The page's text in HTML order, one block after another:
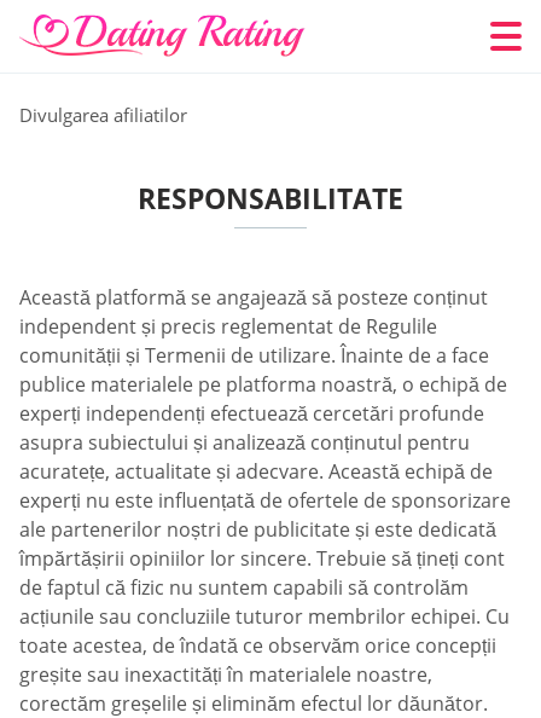
Divulgarea afiliatilor
RESPONSABILITATE
Această platformă se angajează să posteze conținut
independent și precis reglementat de Regulile
comunității și Termenii de utilizare. Înainte de a face
publice materialele pe platforma noastră, o echipă de
experți independenți efectuează cercetări profunde
asupra subiectului și analizează conținutul pentru
acuratețe, actualitate și adecvare. Această echipă de
experți nu este influențată de ofertele de sponsorizare
ale partenerilor noștri de publicitate și este dedicată
împărtășirii opiniilor lor sincere. Trebuie să țineți cont
de faptul că fizic nu suntem capabili să controlăm
acțiunile sau concluziile tuturor membrilor echipei. Cu
toate acestea, de îndată ce observăm orice concepții
greșite sau inexactități în materialele noastre,
corectăm greșelile și eliminăm efectul lor dăunător.